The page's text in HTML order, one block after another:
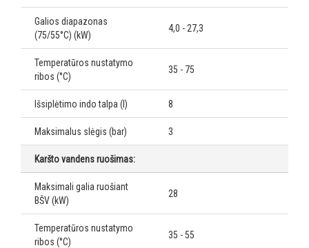
Galios diapazonas
(75/55°C) (kW)
4,0 - 27,3
Temperatūros nustatymo
ribos (°C)
35 - 75
Išsiplėtimo indo talpa (l) 8
Maksimalus slėgis (bar) 3
Karšto vandens ruošimas:
Maksimali galia ruošiant
BŠV (kW)
28
Temperatūros nustatymo
ribos (°C)
35 - 55